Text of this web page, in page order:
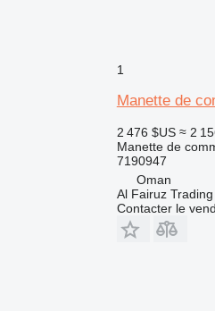
1
Manette de
2 476 $US ≈ 2
Manette de
7190947
Oman
Al Fairuz
Contacter le